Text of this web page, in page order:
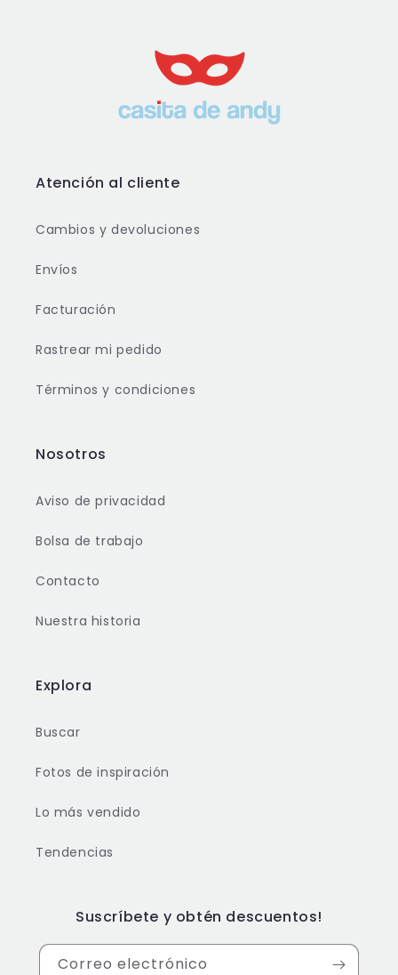
Atención al cliente
Cambios y devoluciones
Envíos
Facturación
Rastrear mi pedido
Términos y condiciones
Nosotros
Aviso de privacidad
Bolsa de trabajo
Contacto
Nuestra historia
Explora
Buscar
Fotos de inspiración
Lo más vendido
Tendencias
Suscríbete y obtén descuentos!
Correo electrónico